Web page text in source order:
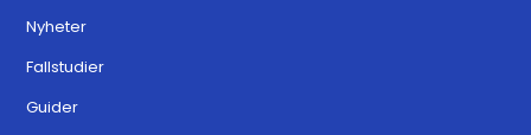
Nyheter
Fallstudier
Guider